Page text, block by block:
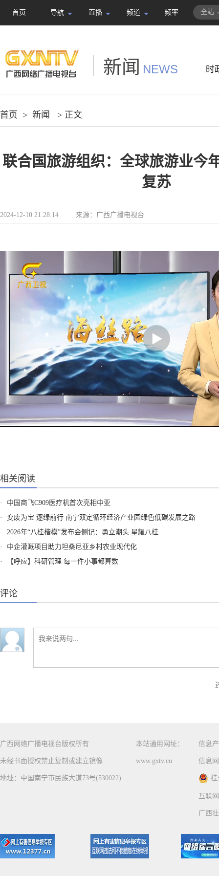
首页 导航 直播 频道 频率 全站
新闻 NEWS 时
首页 > 新闻 > 正文
联合国旅游组织：全球旅游业今
复苏
2024-12-10 21:28:14 来源： 广西广播电视台
相关阅读
·
中国商飞C909医疗机首次亮相中亚
·
变废为宝 逐绿前行 南宁双定循环经济产业园绿色低碳发展之路
·
2026年“八桂楷模”发布会侧记：勇立潮头 星耀八桂
·
中企灌溉项目助力坦桑尼亚乡村农业现代化
·
【呼应】科研管理 每一件小事都算数
评论
广西网络广播电视台版权所有
未经书面授权禁止复制或建立镜像
地址：中国南宁市民族大道73号(530022)
本站通用网址：
www.gxtv.cn
信息
信息
桂
互联
广西